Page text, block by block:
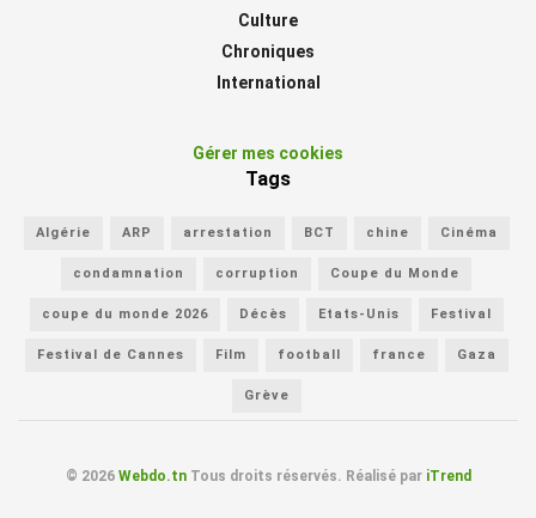
Culture
Chroniques
International
Gérer mes cookies
Tags
Algérie ARP arrestation BCT chine Cinéma
condamnation corruption Coupe du Monde
coupe du monde 2026 Décès Etats-Unis Festival
Festival de Cannes Film football france Gaza
Grève
© 2026 Webdo.tnTous droits réservés. Réalisé par iTrend